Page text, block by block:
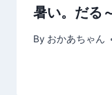
暑い。だる
By おかあちゃん